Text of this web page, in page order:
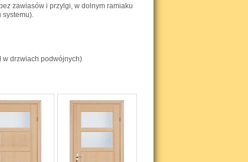
zawiasów i przylgi, w dolnym ramiaku
w drzwiach podwójnych)